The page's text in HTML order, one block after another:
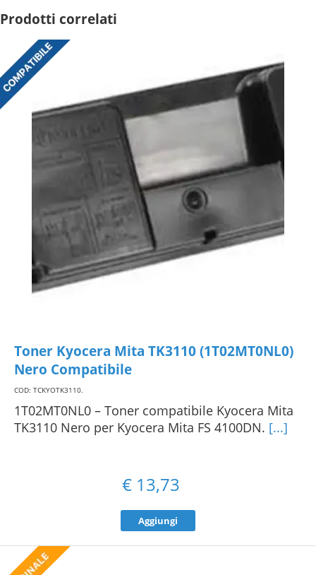
Prodotti correlati
Toner Kyocera Mita TK3110 (1T02MT0NL0)
Nero Compatibile
COD: TCKYOTK3110.
1T02MT0NL0 – Toner compatibile Kyocera Mita
TK3110 Nero per Kyocera Mita FS 4100DN. [...]
€ 13,73
Aggiungi